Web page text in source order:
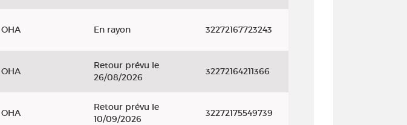
OHA En rayon 32272167723243
OHA
Retour prévu le
26/08/2026
32272164211366
OHA
Retour prévu le
10/09/2026
32272175549739